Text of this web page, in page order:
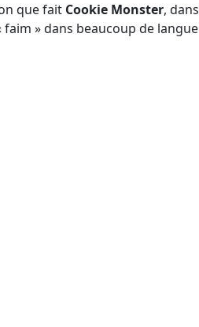
que fait Cookie Monster, dans
» dans beaucoup de